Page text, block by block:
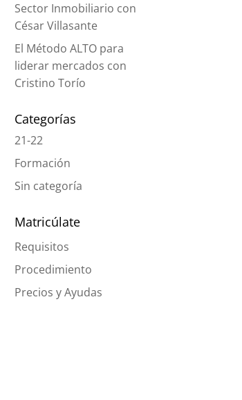
Sector Inmobiliario con
César Villasante
El Método ALTO para
liderar mercados con
Cristino Torío
Categorías
21-22
Formación
Sin categoría
Matricúlate
Requisitos
Procedimiento
Precios y Ayudas